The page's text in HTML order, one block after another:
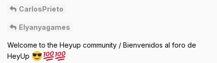
CarlosPrieto
Elyanyagames
Welcome to the Heyup community / Bienvenidos al foro de
HeyUp